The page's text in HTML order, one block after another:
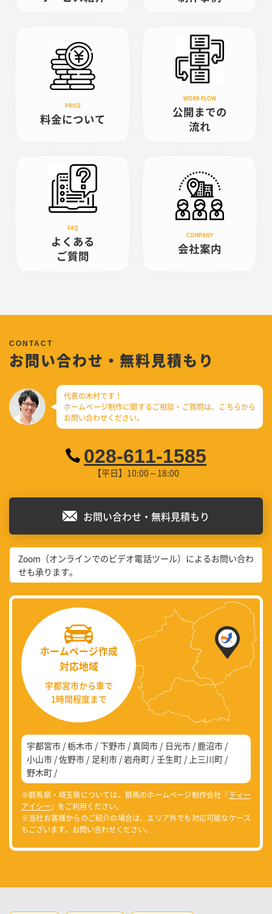
料金について
公開までの
流れ
よくある
ご質問
会社案内
お問い合わせ・無料見積もり
代表の木村です！
ホームページ制作に関するご相談・ご質問は、 こちらから
お問い合わせください。
028-611-1585
【平日】10:00～18:00
お問い合わせ・無料見積もり
Zoom（オンラインでのビデオ電話ツール）によるお問い合わ
せも承ります。
ホームページ作成
対応地域
宇都宮市から車で
1時間程度まで
宇都宮市 栃木市 下野市 真岡市 日光市
鹿沼市
小山市 佐野市 足利市 岩舟町 壬生町
上三川町
野木町
※群馬県・埼玉県については、群馬のホームページ制作会社『ディー
アイシー』をご利用ください。
※当社お客様からのご紹介の場合は、エリア外でも対応可能なケース
もございます。お問い合わせください。